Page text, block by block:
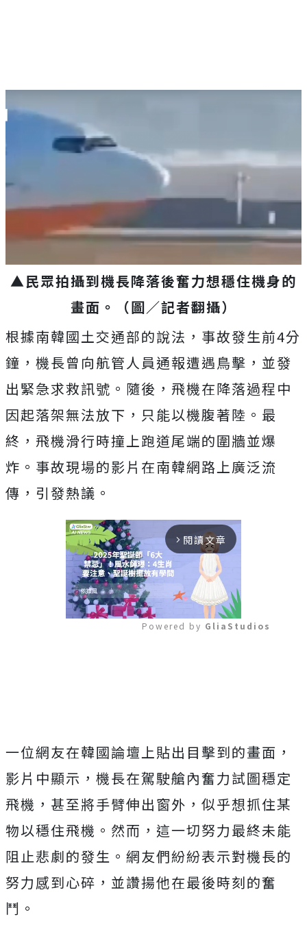
▲民眾拍攝到機長降落後奮力想穩住機身的
畫面。（圖／記者翻攝）
根據南韓國土交通部的說法，事故發生前4分
鐘，機長曾向航管人員通報遭遇鳥擊，並發
出緊急求救訊號。隨後，飛機在降落過程中
因起落架無法放下，只能以機腹著陸。最
終，飛機滑行時撞上跑道尾端的圍牆並爆
炸。事故現場的影片在南韓網路上廣泛流
傳，引發熱議。
arrow_forward_ios 閱讀文章
Powered by GliaStudios
一位網友在韓國論壇上貼出目擊到的畫面，
影片中顯示，機長在駕駛艙內奮力試圖穩定
飛機，甚至將手臂伸出窗外，似乎想抓住某
物以穩住飛機。然而，這一切努力最終未能
阻止悲劇的發生。網友們紛紛表示對機長的
努力感到心碎，並讚揚他在最後時刻的奮
鬥。